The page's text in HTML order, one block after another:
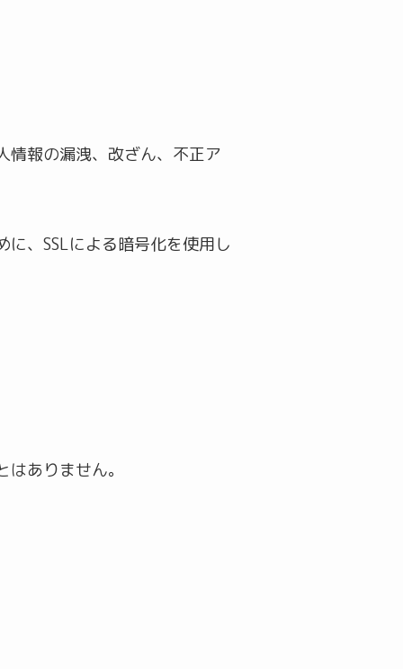
情報の漏洩、改ざん、不正ア
、SSLによる暗号化を使用し
ありません。